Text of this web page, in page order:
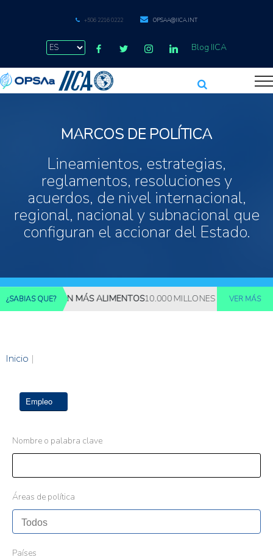
+506 2216 0222 OPSAA@IICA.INT
Blog IICA
MARCOS DE POLÍTICA
Lineamientos, estrategias,
reglamentos, resoluciones y
acuerdos, de nivel internacional,
regional, nacional y subnacional que
configuran el accionar del Estado.
¿SABIAS QUE?MÁS ALIMENTOS10.000 MILLONES DE PERSONAS
VER MÁS
Inicio |
Empleo
Nombre o palabra clave
Áreas de política
Países